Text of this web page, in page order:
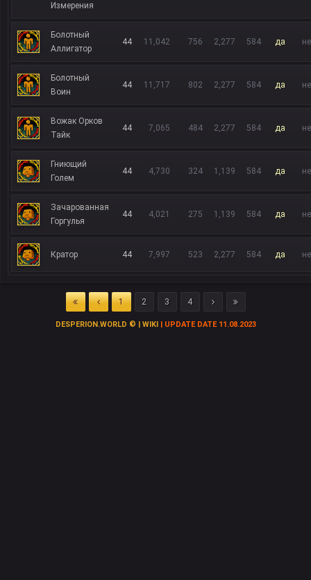
Измерения
Болотный
Аллигатор
44 11,042 756 2,277 584 да
Болотный
Воин
44 11,717 802 2,277 584 да
Вожак Орков
Тайк
44 7,065 484 2,277 584 да
Гниющий
Голем
44 4,730 324 1,139 584 да
Зачарованная
Горгулья
44 4,021 275 1,139 584 да
Кратор 44 7,997 523 2,277 584 да
1 2 3 4
DESPERION.WORLD © | WIKI | UPDATE DATE 11.08.2023